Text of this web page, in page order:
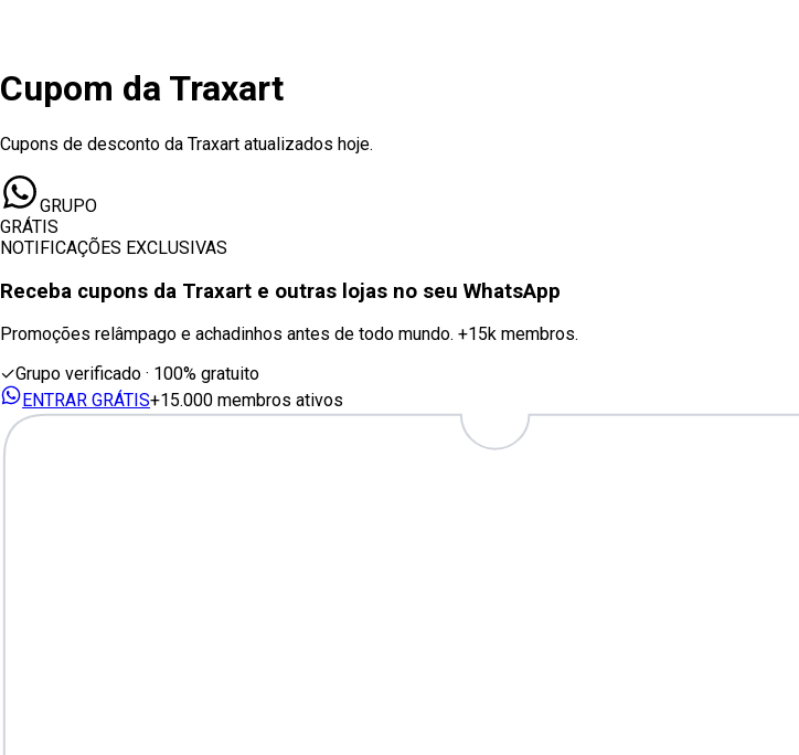
Cupom da Traxart
Cupons de desconto da Traxart atualizados hoje.
GRUPO
GRÁTIS
NOTIFICAÇÕES EXCLUSIVAS
Receba cupons da Traxart e outras lojas no seu WhatsApp
Promoções relâmpago e achadinhos antes de todo mundo. +15k membros.
✓Grupo verificado · 100% gratuito
ENTRAR GRÁTIS+15.000 membros ativos